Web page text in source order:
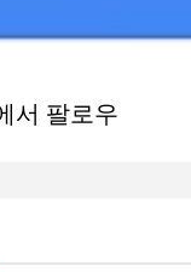
서 팔로우